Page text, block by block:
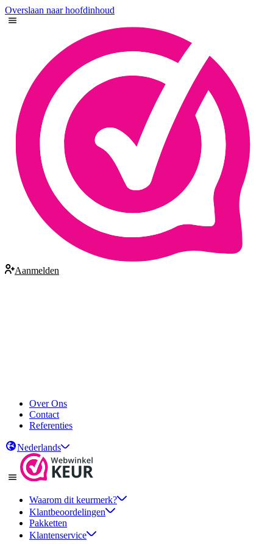
Overslaan naar hoofdinhoud
Aanmelden
Over Ons
Contact
Referenties
Nederlands
Waarom dit keurmerk?
Klantbeoordelingen
Pakketten
Klantenservice